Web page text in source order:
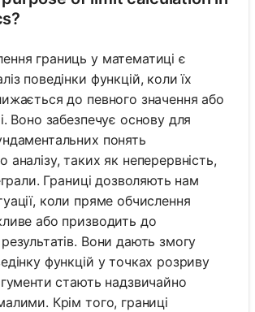
границь у математиці є
поведінки функцій, коли їх
до певного значення або
Воно забезпечує основу для
понять
аналізу, таких як неперервність,
Границі дозволяють нам
коли пряме обчислення
або призводить до
Вони дають змогу
функцій у точках розриву
стають надзвичайно
Крім того, границі